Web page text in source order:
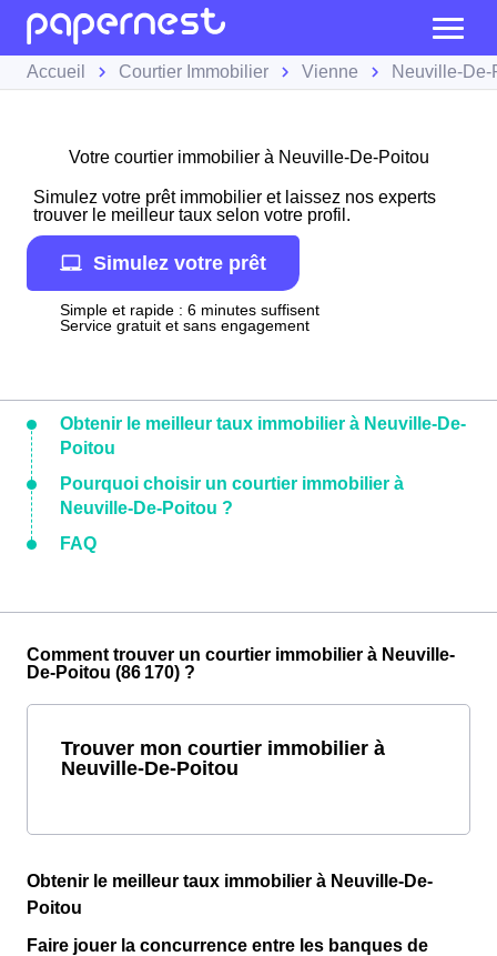
Accueil Courtier Immobilier Vienne Neuville-De-
Votre courtier immobilier à Neuville-De-Poitou
Simulez votre prêt immobilier et laissez nos experts
trouver le meilleur taux selon votre profil.
Simulez votre prêt
Simple et rapide : 6 minutes suffisent
Service gratuit et sans engagement
Obtenir le meilleur taux immobilier à Neuville-De-
Poitou
Pourquoi choisir un courtier immobilier à
Neuville-De-Poitou ?
FAQ
Comment trouver un courtier immobilier à Neuville-
De-Poitou (86 170) ?
Trouver mon courtier immobilier à
Neuville-De-Poitou
Obtenir le meilleur taux immobilier à Neuville-De-
Poitou
Faire jouer la concurrence entre les banques de